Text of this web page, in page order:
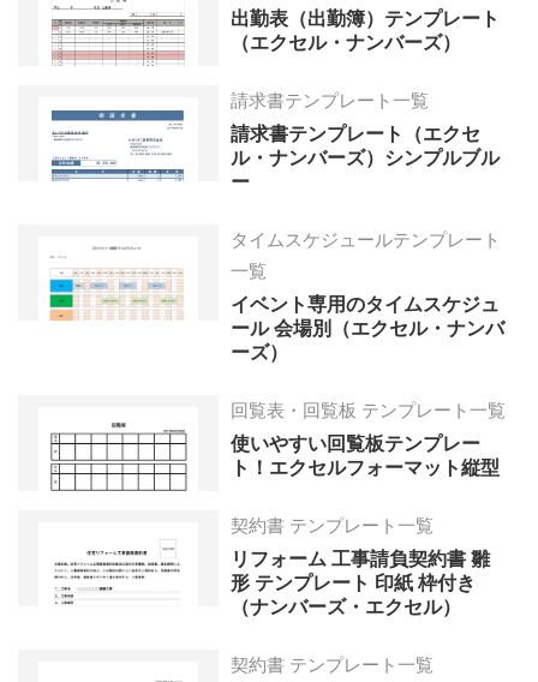
出勤表（出勤簿）テンプレート
（エクセル・ナンバーズ）
請求書テンプレート一覧
請求書テンプレート（エクセ
ル・ナンバーズ）シンプルブル
ー
タイムスケジュールテンプレート
一覧
イベント専用のタイムスケジュ
ール 会場別（エクセル・ナンバ
ーズ）
回覧表・回覧板 テンプレート一覧
使いやすい回覧板テンプレー
ト！エクセルフォーマット縦型
契約書 テンプレート一覧
リフォーム 工事請負契約書 雛
形 テンプレート 印紙 枠付き
（ナンバーズ・エクセル）
契約書 テンプレート一覧